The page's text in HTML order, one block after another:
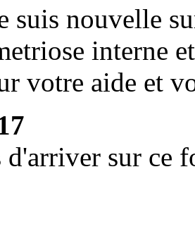
suis nouvelle
interne
votre aide et
d'arriver sur ce